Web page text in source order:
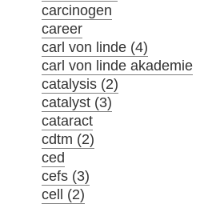
carcinogen
career
carl von linde (4)
carl von linde akademie
catalysis (2)
catalyst (3)
cataract
cdtm (2)
ced
cefs (3)
cell (2)